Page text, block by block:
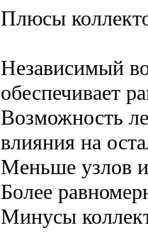
Плюсы
Независимый
обеспечивает
Возможность
влияния на
Меньше узлов
Более
Минусы